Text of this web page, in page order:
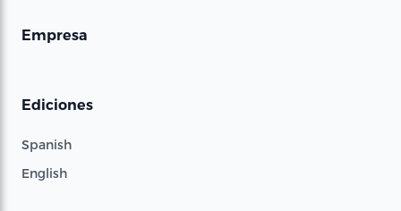
Empresa
Ediciones
Spanish
English